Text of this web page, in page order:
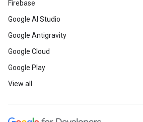
Firebase
Google AI Studio
Google Antigravity
Google Cloud
Google Play
View all